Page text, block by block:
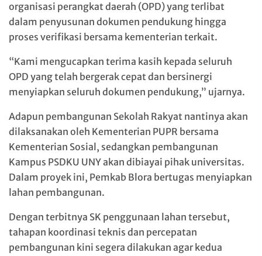
organisasi perangkat daerah (OPD) yang terlibat
dalam penyusunan dokumen pendukung hingga
proses verifikasi bersama kementerian terkait.
“Kami mengucapkan terima kasih kepada seluruh
OPD yang telah bergerak cepat dan bersinergi
menyiapkan seluruh dokumen pendukung,” ujarnya.
Adapun pembangunan Sekolah Rakyat nantinya akan
dilaksanakan oleh Kementerian PUPR bersama
Kementerian Sosial, sedangkan pembangunan
Kampus PSDKU UNY akan dibiayai pihak universitas.
Dalam proyek ini, Pemkab Blora bertugas menyiapkan
lahan pembangunan.
Dengan terbitnya SK penggunaan lahan tersebut,
tahapan koordinasi teknis dan percepatan
pembangunan kini segera dilakukan agar kedua